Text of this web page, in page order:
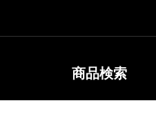
商品検索